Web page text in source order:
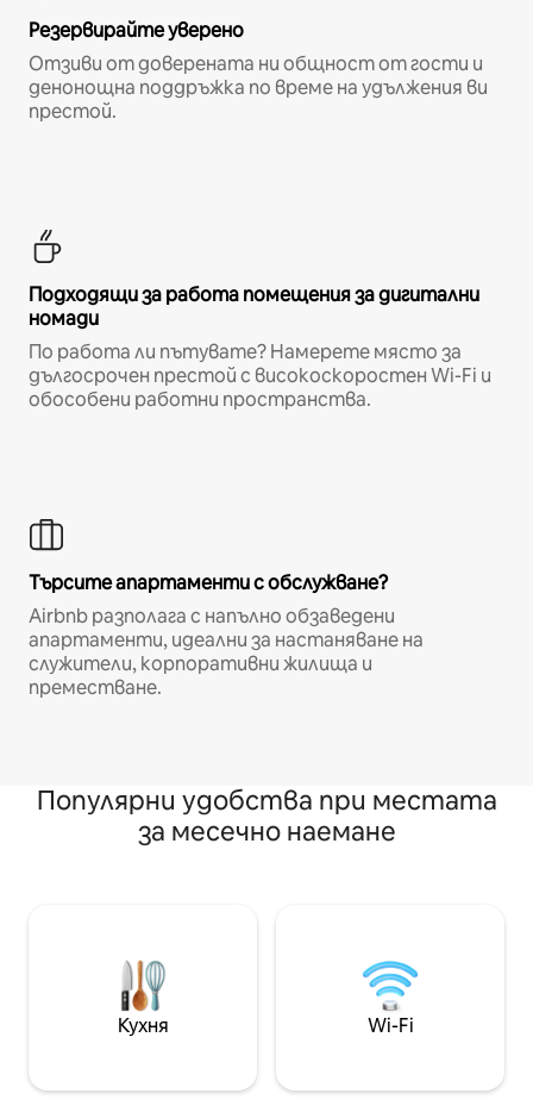
Резервирайте уверено
Отзиви от доверената ни общност от гости и
денонощна поддръжка по време на удължения ви
престой.
Подходящи за работа помещения за дигитални
номади
По работа ли пътувате? Намерете място за
дългосрочен престой с високоскоростен Wi-Fi и
обособени работни пространства.
Търсите апартаменти с обслужване?
Airbnb разполага с напълно обзаведени
апартаменти, идеални за настаняване на
служители, корпоративни жилища и
преместване.
Популярни удобства при местата
за месечно наемане
Кухня Wi-Fi